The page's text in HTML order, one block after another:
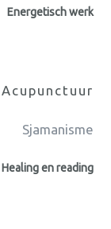
Energetisch werk
Acupunctuur
Sjamanisme
Healing en reading